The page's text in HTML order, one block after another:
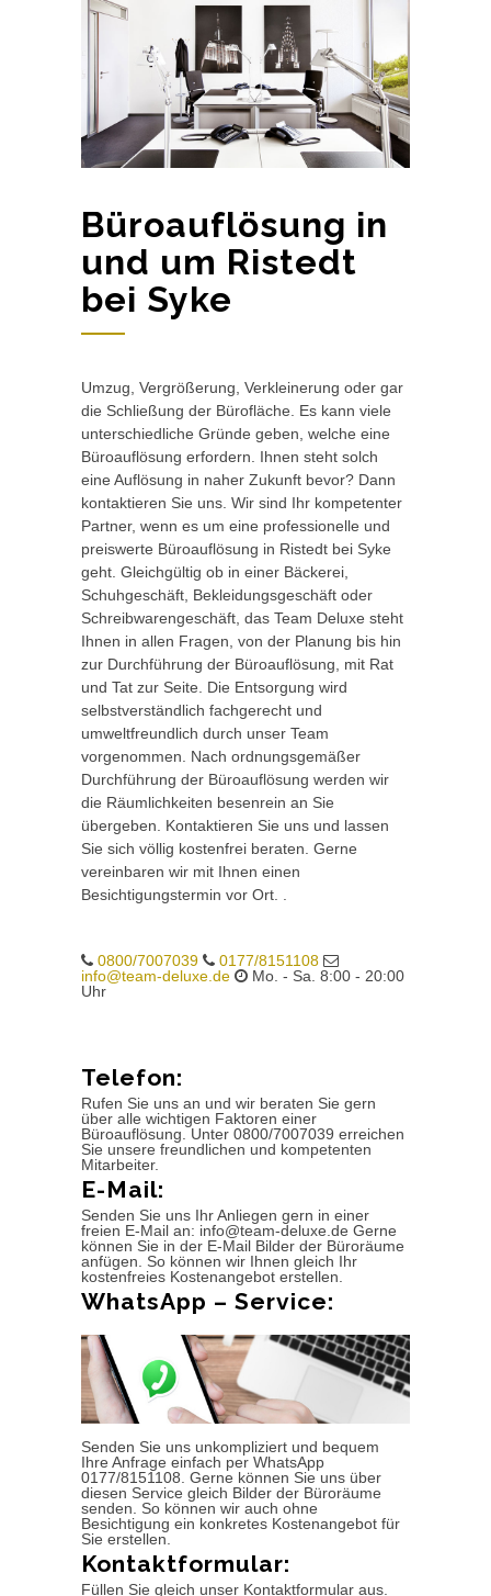
Büroauflösung in
und um Ristedt
bei Syke
Umzug, Vergrößerung, Verkleinerung oder gar
die Schließung der Bürofläche. Es kann viele
unterschiedliche Gründe geben, welche eine
Büroauflösung erfordern. Ihnen steht solch
eine Auflösung in naher Zukunft bevor? Dann
kontaktieren Sie uns. Wir sind Ihr kompetenter
Partner, wenn es um eine professionelle und
preiswerte Büroauflösung in Ristedt bei Syke
geht. Gleichgültig ob in einer Bäckerei,
Schuhgeschäft, Bekleidungsgeschäft oder
Schreibwarengeschäft, das Team Deluxe steht
Ihnen in allen Fragen, von der Planung bis hin
zur Durchführung der Büroauflösung, mit Rat
und Tat zur Seite. Die Entsorgung wird
selbstverständlich fachgerecht und
umweltfreundlich durch unser Team
vorgenommen. Nach ordnungsgemäßer
Durchführung der Büroauflösung werden wir
die Räumlichkeiten besenrein an Sie
übergeben. Kontaktieren Sie uns und lassen
Sie sich völlig kostenfrei beraten. Gerne
vereinbaren wir mit Ihnen einen
Besichtigungstermin vor Ort. .
0800/7007039
0177/8151108
info@team-deluxe.de
Mo. - Sa. 8:00 - 20:00
Uhr
Telefon:
Rufen Sie uns an und wir beraten Sie gern
über alle wichtigen Faktoren einer
Büroauflösung. Unter 0800/7007039 erreichen
Sie unsere freundlichen und kompetenten
Mitarbeiter.
E-Mail:
Senden Sie uns Ihr Anliegen gern in einer
freien E-Mail an: info@team-deluxe.de Gerne
können Sie in der E-Mail Bilder der Büroräume
anfügen. So können wir Ihnen gleich Ihr
kostenfreies Kostenangebot erstellen.
WhatsApp – Service:
Senden Sie uns unkompliziert und bequem
Ihre Anfrage einfach per WhatsApp
0177/8151108. Gerne können Sie uns über
diesen Service gleich Bilder der Büroräume
senden. So können wir auch ohne
Besichtigung ein konkretes Kostenangebot für
Sie erstellen.
Kontaktformular:
Füllen Sie gleich unser Kontaktformular aus.